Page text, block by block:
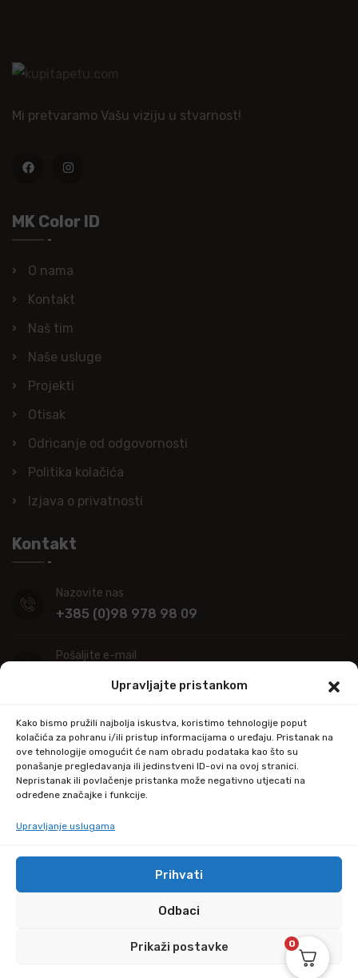
Upravljajte pristankom
Kako bismo pružili najbolja iskustva, koristimo tehnologije poput
kolačića za pohranu i/ili pristup informacijama o uređaju. Pristanak na
ove tehnologije omogućit će nam obradu podataka kao što su
ponašanje pregledavanja ili jedinstveni ID-ovi na ovoj stranici.
Nepristanak ili povlačenje pristanka može negativno utjecati na
određene značajke i funkcije.
Upravljanje uslugama
Prihvati
Odbaci
Prikaži postavke
Mi pretvaramo Vašu viziju u stvarnost!
MK Color ID
O nama
Kontakt
Naš tim
Naše usluge
Projekti
Otisak
Odricanje od odgovornosti
Politika kolačića
Izjava o privatnosti
Kontakt
Nazovite nas
+385 (0)98 978 98 09
Pošaljite e-mail
Adresa
Industrijska ulica 39,
34000 Požega
© Copyright 2024 by kupitapetu.com
0